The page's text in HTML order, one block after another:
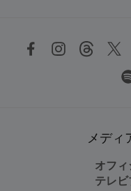
メディ
オフィ
テレビ